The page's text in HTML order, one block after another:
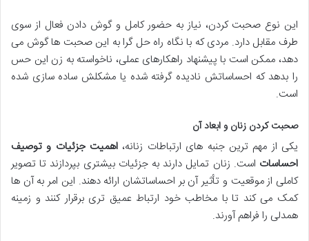
این نوع صحبت کردن، نیاز به حضور کامل و گوش دادن فعال از سوی
طرف مقابل دارد. مردی که با نگاه راه حل گرا به این صحبت ها گوش می
دهد، ممکن است با پیشنهاد راهکارهای عملی، ناخواسته به زن این حس
را بدهد که احساساتش نادیده گرفته شده یا مشکلش ساده سازی شده
است.
صحبت کردن زنان و ابعاد آن
یکی از مهم ترین جنبه های ارتباطات زنانه، اهمیت جزئیات و توصیف
احساسات است. زنان تمایل دارند به جزئیات بیشتری بپردازند تا تصویر
کاملی از موقعیت و تأثیر آن بر احساساتشان ارائه دهند. این امر به آن ها
کمک می کند تا با مخاطب خود ارتباط عمیق تری برقرار کنند و زمینه
همدلی را فراهم آورند.